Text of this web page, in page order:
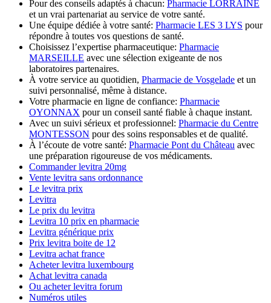
Pour des conseils adaptés à chacun: Pharmacie LORRAINE
et un vrai partenariat au service de votre santé.
Une équipe dédiée à votre santé: Pharmacie LES 3 LYS pour
répondre à toutes vos questions de santé.
Choisissez l’expertise pharmaceutique: Pharmacie
MARSEILLE avec une sélection exigeante de nos
laboratoires partenaires.
À votre service au quotidien, Pharmacie de Vosgelade et un
suivi personnalisé, même à distance.
Votre pharmacie en ligne de confiance: Pharmacie
OYONNAX pour un conseil santé fiable à chaque instant.
Avec un suivi sérieux et professionnel: Pharmacie du Centre
MONTESSON pour des soins responsables et de qualité.
À l’écoute de votre santé: Pharmacie Pont du Château avec
une préparation rigoureuse de vos médicaments.
Commander levitra 20mg
Vente levitra sans ordonnance
Le levitra prix
Levitra
Le prix du levitra
Levitra 10 prix en pharmacie
Levitra générique prix
Prix levitra boite de 12
Levitra achat france
Acheter levitra luxembourg
Achat levitra canada
Ou acheter levitra forum
Numéros utiles